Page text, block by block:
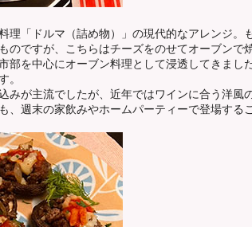
理「ドルマ（詰め物）」の現代的なアレンジ
のですが、こちらはチーズをのせてオーブンで
部を中心にオーブン料理として浸透してきま
。
みが主流でしたが、近年ではワインに合う洋
、週末の家飲みやホームパーティーで登場す